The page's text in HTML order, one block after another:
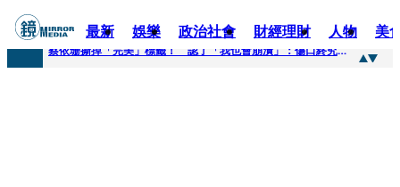
最新 娛樂 政治社會 財經理財 人物 美
快訊
蔡依珊撕掉「完美」標籤！ 認了「我也會崩潰」：傷口終究會癒合